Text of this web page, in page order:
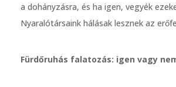
a dohányzásra, és ha igen, vegyék
Nyaralótársaink hálásak lesznek az
Fürdőruhás falatozás: igen vagy